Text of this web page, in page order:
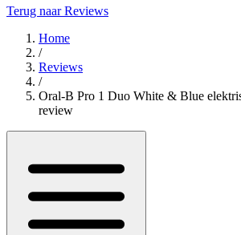
Terug naar Reviews
Home
/
Reviews
/
Oral-B Pro 1 Duo White & Blue
review